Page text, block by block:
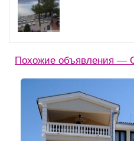
Похожие объявления —